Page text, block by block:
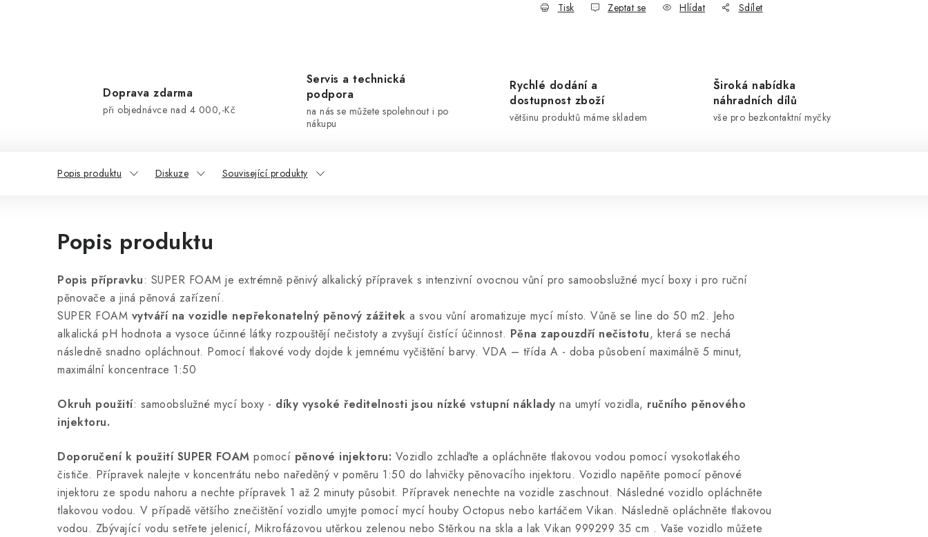
Tisk Zeptat se Hlídat Sdílet
Doprava zdarma
při objednávce nad 4 000,-Kč
Servis a technická
podpora
na nás se můžete spolehnout i po
nákupu
Rychlé dodání a
dostupnost zboží
většinu produktů máme skladem
Široká nabídka
náhradních dílů
vše pro bezkontaktní myčky
Popis produktu Diskuze Související produkty
Popis produktu
Popis přípravku: SUPER FOAM je extrémně pěnivý alkalický přípravek s intenzivní ovocnou vůní pro samoobslužné mycí boxy i pro ruční
pěnovače a jiná pěnová zařízení.
SUPER FOAM vytváří na vozidle nepřekonatelný pěnový zážitek a svou vůní aromatizuje mycí místo. Vůně se line do 50 m2. Jeho
alkalická pH hodnota a vysoce účinné látky rozpouštějí nečistoty a zvyšují čistící účinnost. Pěna zapouzdří nečistotu, která se nechá
následně snadno opláchnout. Pomocí tlakové vody dojde k jemnému vyčištění barvy. VDA – třída A - doba působení maximálně 5 minut,
maximální koncentrace 1:50
Okruh použití: samoobslužné mycí boxy - díky vysoké ředitelnosti jsou nízké vstupní náklady na umytí vozidla, ručního pěnového
injektoru.
Doporučení k použití SUPER FOAM pomocí pěnové injektoru: Vozidlo zchlaďte a opláchněte tlakovou vodou pomocí vysokotlakého
čističe. Přípravek nalejte v koncentrátu nebo naředěný v poměru 1:50 do lahvičky pěnovacího injektoru. Vozidlo napěňte pomocí pěnové
injektoru ze spodu nahoru a nechte přípravek 1 až 2 minuty působit. Přípravek nenechte na vozidle zaschnout. Následné vozidlo opláchněte
tlakovou vodou. V případě většího znečištění vozidlo umyjte pomocí mycí houby Octopus nebo kartáčem Vikan. Následně opláchněte tlakovou
vodou. Zbývající vodu setřete jelenicí, Mikrofázovou utěrkou zelenou nebo Stěrkou na skla a lak Vikan 999299 35 cm . Vaše vozidlo můžete